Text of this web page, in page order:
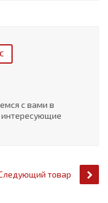
с вами в
товар